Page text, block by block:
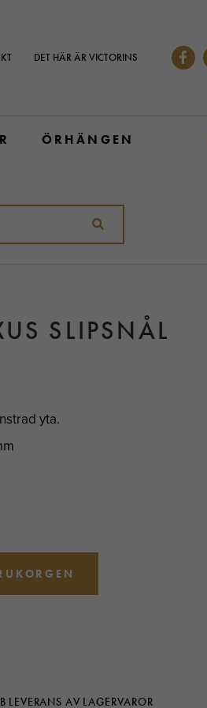
DET HÄR ÄR VICTORINS
ÖRHÄNGEN
SLIPSNÅL
yta.
LEVERANS AV LAGERVAROR